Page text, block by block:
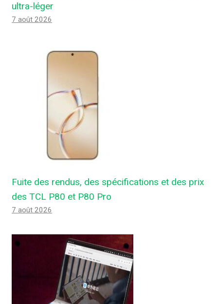
ultra-léger
7 août 2026
Fuite des rendus, des spécifications et des prix
des TCL P80 et P80 Pro
7 août 2026